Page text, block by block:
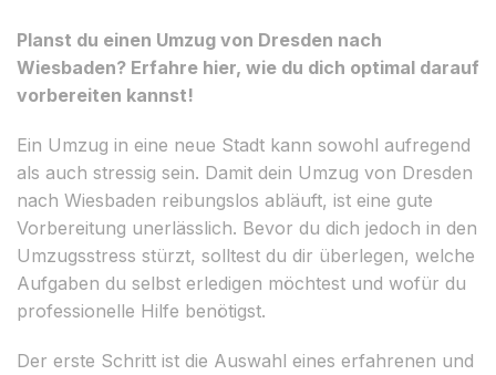
Planst du einen Umzug von Dresden nach
Wiesbaden? Erfahre hier, wie du dich optimal darauf
vorbereiten kannst!
Ein Umzug in eine neue Stadt kann sowohl aufregend
als auch stressig sein. Damit dein Umzug von Dresden
nach Wiesbaden reibungslos abläuft, ist eine gute
Vorbereitung unerlässlich. Bevor du dich jedoch in den
Umzugsstress stürzt, solltest du dir überlegen, welche
Aufgaben du selbst erledigen möchtest und wofür du
professionelle Hilfe benötigst.
Der erste Schritt ist die Auswahl eines erfahrenen und